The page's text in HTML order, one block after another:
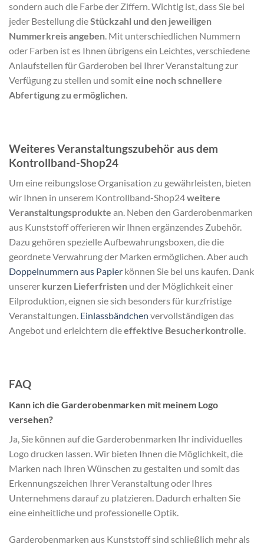
sondern auch die Farbe der Ziffern. Wichtig ist, dass Sie bei
jeder Bestellung dieStückzahl und den jeweiligen
Nummerkreis angeben. Mit unterschiedlichen Nummern
oder Farben ist es Ihnen übrigens ein Leichtes, verschiedene
Anlaufstellen für Garderoben bei Ihrer Veranstaltung zur
Verfügung zu stellen und somiteine noch schnellere
Abfertigung zu ermöglichen.
Weiteres Veranstaltungszubehör aus dem
Kontrollband-Shop24
Um eine reibungslose Organisation zu gewährleisten, bieten
wir Ihnen in unserem Kontrollband-Shop24weitere
Veranstaltungsprodukte an. Neben den Garderobenmarken
aus Kunststoff offerieren wir Ihnen ergänzendes Zubehör.
Dazu gehören spezielle Aufbewahrungsboxen, die die
geordnete Verwahrung der Marken ermöglichen. Aber auch
Doppelnummern aus Papier können Sie bei uns kaufen. Dank
unserer kurzen Lieferfristen und der Möglichkeit einer
Eilproduktion, eignen sie sich besonders für kurzfristige
Veranstaltungen. Einlassbändchen vervollständigen das
Angebot und erleichtern dieeffektive Besucherkontrolle.
FAQ
Kann ich die Garderobenmarken mit meinem Logo
versehen?
Ja, Sie können auf die Garderobenmarken Ihr individuelles
Logo drucken lassen. Wir bieten Ihnen die Möglichkeit, die
Marken nach Ihren Wünschen zu gestalten und somit das
Erkennungszeichen Ihrer Veranstaltung oder Ihres
Unternehmens darauf zu platzieren. Dadurch erhalten Sie
eine einheitliche und professionelle Optik.
Garderobenmarken aus Kunststoff sind schließlich mehr als